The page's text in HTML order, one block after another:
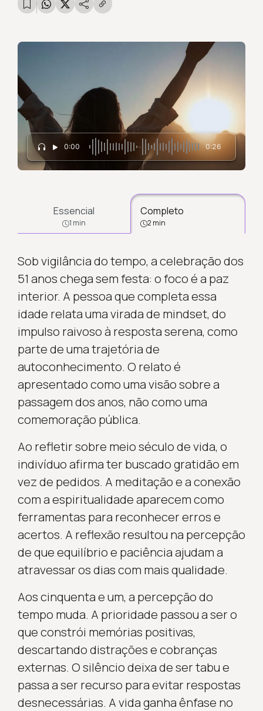
0:00 0:26
Essencial
1 min
Completo
2 min
Sob vigilância do tempo, a celebração dos
51 anos chega sem festa: o foco é a paz
interior. A pessoa que completa essa
idade relata uma virada de mindset, do
impulso raivoso à resposta serena, como
parte de uma trajetória de
autoconhecimento. O relato é
apresentado como uma visão sobre a
passagem dos anos, não como uma
comemoração pública.
Ao refletir sobre meio século de vida, o
indivíduo afirma ter buscado gratidão em
vez de pedidos. A meditação e a conexão
com a espiritualidade aparecem como
ferramentas para reconhecer erros e
acertos. A reflexão resultou na percepção
de que equilíbrio e paciência ajudam a
atravessar os dias com mais qualidade.
Aos cinquenta e um, a percepção do
tempo muda. A prioridade passou a ser o
que constrói memórias positivas,
descartando distrações e cobranças
externas. O silêncio deixa de ser tabu e
passa a ser recurso para evitar respostas
desnecessárias. A vida ganha ênfase no